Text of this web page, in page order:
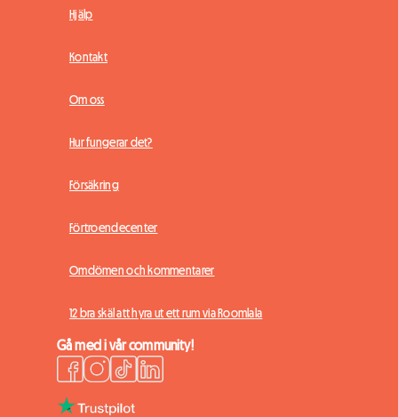
Hjälp
Kontakt
Om oss
Hur fungerar det?
Försäkring
Förtroendecenter
Omdömen och kommentarer
12 bra skäl att hyra ut ett rum via Roomlala
Gå med i vår community!